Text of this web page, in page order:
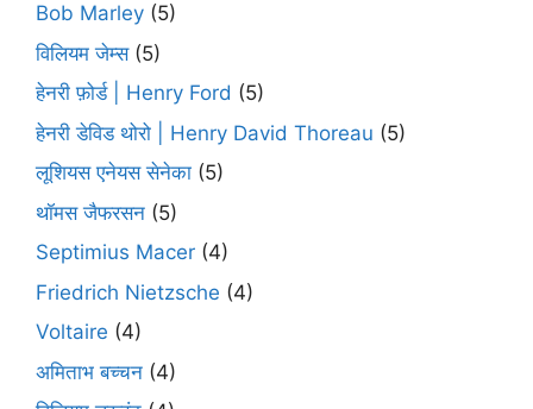
Bob Marley (5)
विलियम जेम्स(5)
हेनरी फ़ोर्ड | Henry Ford (5)
हेनरी डेविड थोरो | Henry David Thoreau (5)
लूशियस एनेयस सेनेका (5)
थॉमस जैफरसन (5)
Septimius Macer (4)
Friedrich Nietzsche (4)
Voltaire (4)
अमिताभ बच्चन (4)